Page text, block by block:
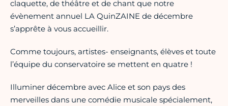
claquette, de théâtre et de chant que notre
évènement annuel LA QuinZAINE de décembre
s’apprête à vous accueillir.
Comme toujours, artistes- enseignants, élèves et toute
l’équipe du conservatoire se mettent en quatre !
Illuminer décembre avec Alice et son pays des
merveilles dans une comédie musicale spécialement,